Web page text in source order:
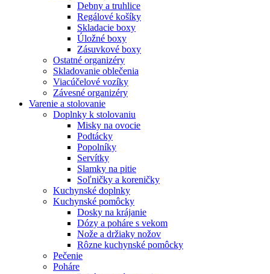
Debny a truhlice
Regálové košíky
Skladacie boxy
Úložné boxy
Zásuvkové boxy
Ostatné organizéry
Skladovanie oblečenia
Viacúčelové vozíky
Závesné organizéry
Varenie a stolovanie
Doplnky k stolovaniu
Misky na ovocie
Podtácky
Popolníky
Servítky
Slamky na pitie
Soľničky a koreničky
Kuchynské doplnky
Kuchynské pomôcky
Dosky na krájanie
Dózy a poháre s vekom
Nože a držiaky nožov
Rôzne kuchynské pomôcky
Pečenie
Poháre